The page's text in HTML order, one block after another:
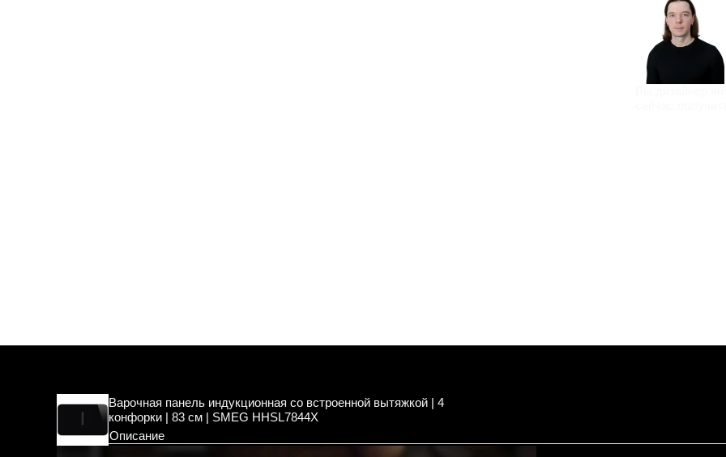
Варочная панель индукционная со встроенной вытяжкой | 4
конфорки | 83 см | SMEG HHSL7844X
Описание